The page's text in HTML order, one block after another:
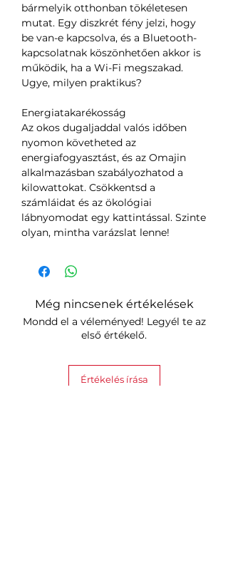
bármelyik otthonban tökéletesen
mutat. Egy diszkrét fény jelzi, hogy
be van-e kapcsolva, és a Bluetooth-
kapcsolatnak köszönhetően akkor is
működik, ha a Wi-Fi megszakad.
Ugye, milyen praktikus?
Energiatakarékosság
Az okos dugaljaddal valós időben
nyomon követheted az
energiafogyasztást, és az Omajin
alkalmazásban szabályozhatod a
kilowattokat. Csökkentsd a
számláidat és az ökológiai
lábnyomodat egy kattintással. Szinte
olyan, mintha varázslat lenne!
Még nincsenek értékelések
Mondd el a véleményed! Legyél te az
első értékelő.
Értékelés írása